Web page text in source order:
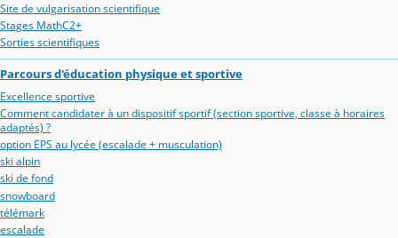
Site de vulgarisation scientifique
Stages MathC2+
Sorties scientifiques
Parcours d'éducation physique et sportive
Excellence sportive
Comment candidater à un dispositif sportif (section sportive, classe à horaires
adaptés) ?
option EPS au lycée (escalade + musculation)
ski alpin
ski de fond
snowboard
télémark
escalade